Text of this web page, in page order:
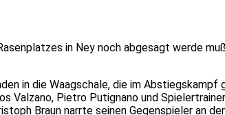
in Ney noch abgesagt werde
in die Waagschale, die im
Valzano, Pietro Putignano und
Braun narrte seinen Gegenspieler an